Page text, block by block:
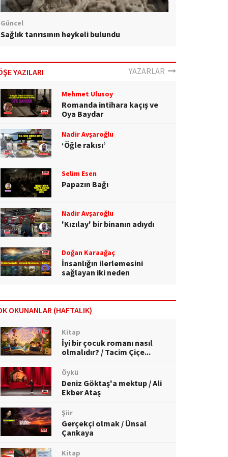
Güncel
Sağlık tanrısının heykeli bulundu
YAZILARI YAZARLAR
Mehmet Ulusoy
Romanda intihara kaçış ve
Oya Baydar
Nadir Avşaroğlu
‘Öğle rakısı’
Selim Esen
Papazın Bağı
Nadir Avşaroğlu
'Kızılay' bir binanın adıydı
Doğan Karaağaç
İnsanlığın ilerlemesini
sağlayan iki neden
OKUNANLAR (HAFTALIK)
Kitap
İyi bir çocuk romanı nasıl
olmalıdır? / Tacim Çiçe...
Öykü
Deniz Göktaş'a mektup / Ali
Ekber Ataş
Şiir
Gerçekçi olmak / Ünsal
Çankaya
Kitap